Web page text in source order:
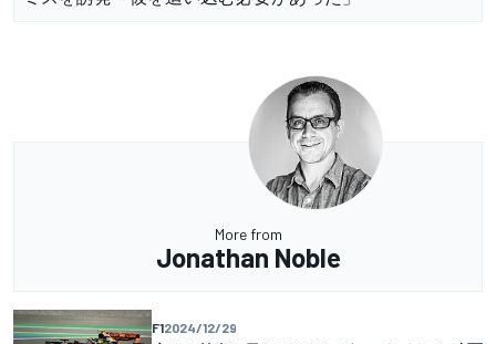
More from
Jonathan Noble
F12024/12/29